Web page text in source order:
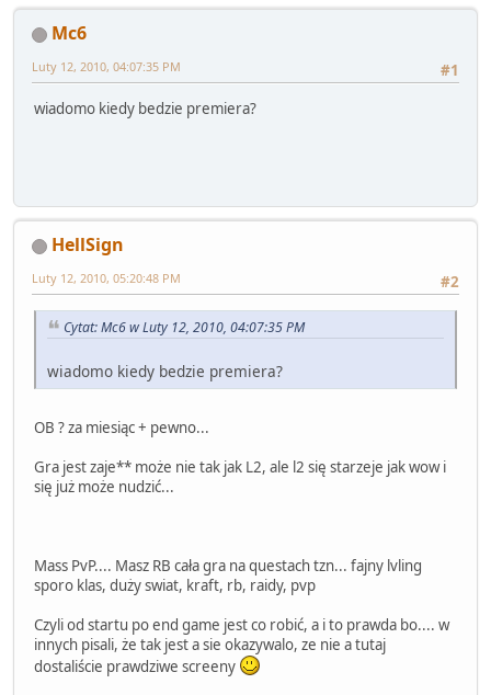
Mc6
#1
Luty 12, 2010, 04:07:35 PM
wiadomo kiedy bedzie premiera?
HellSign
#2
Luty 12, 2010, 05:20:48 PM
Cytat: Mc6 w Luty 12, 2010, 04:07:35 PM
wiadomo kiedy bedzie premiera?
OB ? za miesiąc + pewno...
Gra jest zaje** może nie tak jak L2, ale l2 się starzeje jak wow i
się już może nudzić...
Mass PvP.... Masz RB cała gra na questach tzn... fajny lvling
sporo klas, duży swiat, kraft, rb, raidy, pvp
Czyli od startu po end game jest co robić, a i to prawda bo.... w
innych pisali, że tak jest a sie okazywalo, ze nie a tutaj
dostaliście prawdziwe screeny